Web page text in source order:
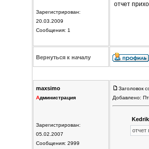
Зарегистрирован:
20.03.2009
Сообщения: 1
отчет
Вернуться к началу
maxsimo
Администрация
Зарегистрирован:
05.02.2007
Сообщения: 2999
Заголовок
Добавлено:
отчет